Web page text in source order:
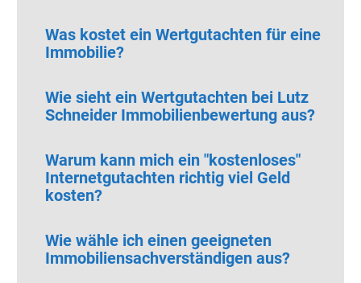
Was kostet ein Wertgutachten für eine
Immobilie?
Wie sieht ein Wertgutachten bei Lutz
Schneider Immobilienbewertung aus?
Warum kann mich ein "kostenloses"
Internetgutachten richtig viel Geld
kosten?
Wie wähle ich einen geeigneten
Immobiliensachverständigen aus?